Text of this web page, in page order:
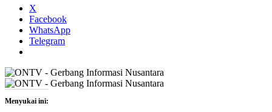
X
Facebook
WhatsApp
Telegram
Menyukai ini: